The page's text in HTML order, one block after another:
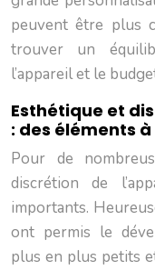
peuvent être plus
trouver un
l’appareil et le
Esthétique et
: des éléments
Pour de
discrétion de
importants.
ont permis le
plus en plus petits